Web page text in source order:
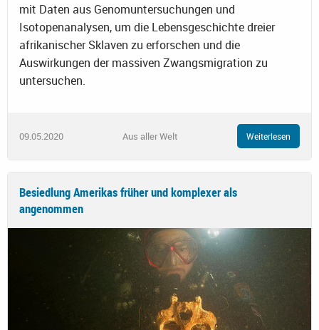
mit Daten aus Genomuntersuchungen und
Isotopenanalysen, um die Lebensgeschichte dreier
afrikanischer Sklaven zu erforschen und die
Auswirkungen der massiven Zwangsmigration zu
untersuchen.
09.05.2020 Aus aller Welt Weiterlesen
Besiedlung Amerikas früher und komplexer als
angenommen